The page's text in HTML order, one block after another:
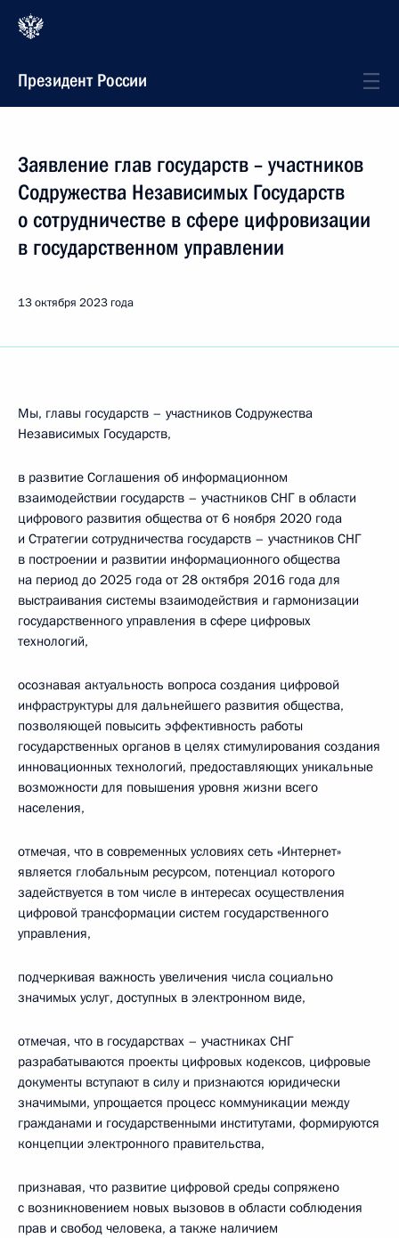
Президент России
Заявление глав государств – участников
Содружества Независимых Государств
о сотрудничестве в сфере цифровизации
в государственном управлении
13 октября 2023 года
Мы, главы государств – участников Содружества
Независимых Государств,
в развитие Соглашения об информационном
взаимодействии государств – участников СНГ в области
цифрового развития общества от 6 ноября 2020 года
и Стратегии сотрудничества государств – участников СНГ
в построении и развитии информационного общества
на период до 2025 года от 28 октября 2016 года для
выстраивания системы взаимодействия и гармонизации
государственного управления в сфере цифровых
технологий,
осознавая актуальность вопроса создания цифровой
инфраструктуры для дальнейшего развития общества,
позволяющей повысить эффективность работы
государственных органов в целях стимулирования создания
инновационных технологий, предоставляющих уникальные
возможности для повышения уровня жизни всего
населения,
отмечая, что в современных условиях сеть «Интернет»
является глобальным ресурсом, потенциал которого
задействуется в том числе в интересах осуществления
цифровой трансформации систем государственного
управления,
подчеркивая важность увеличения числа социально
значимых услуг, доступных в электронном виде,
отмечая, что в государствах – участниках СНГ
разрабатываются проекты цифровых кодексов, цифровые
документы вступают в силу и признаются юридически
значимыми, упрощается процесс коммуникации между
гражданами и государственными институтами, формируются
концепции электронного правительства,
признавая, что развитие цифровой среды сопряжено
с возникновением новых вызовов в области соблюдения
прав и свобод человека, а также наличием